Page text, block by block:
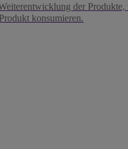
der
konsumieren.